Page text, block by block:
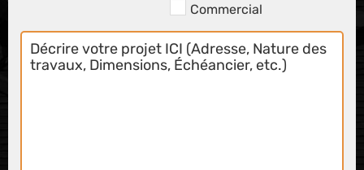
Commercial
Décrire
votre